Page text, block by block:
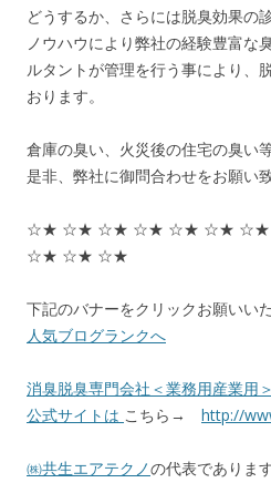
どうするか、さらには脱臭効果の
ノウハウにより弊社の経験豊富な
ルタントが管理を行う事により、
おります。
倉庫の臭い、火災後の住宅の臭い
是非、弊社に御問合わせをお願い
☆★ ☆★ ☆★ ☆★ ☆★ ☆★
☆★ ☆★ ☆★
下記のバナーをクリックお願いい
人気ブログランクへ
消臭脱臭専門会社＜業務用産業用
公式サイトは こちら→ http://
㈱共生エアテクノの代表でありま